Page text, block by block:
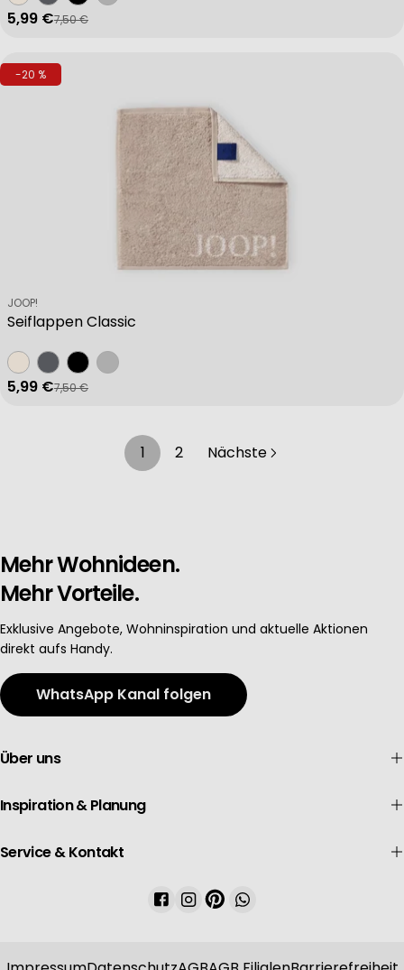
Verkaufspreis
5,99 €
Regulärer Preis
7,50 €
-20 %
Seiflappen Classic
Verkäufer:
JOOP!
Verkaufspreis
5,99 €
Regulärer Preis
7,50 €
1 2 Nächste
Mehr Wohnideen.
Mehr Vorteile.
Exklusive Angebote, Wohninspiration und aktuelle Aktionen
direkt aufs Handy.
WhatsApp Kanal folgen
Über uns
Inspiration & Planung
Service & Kontakt
Facebook
Instagram
PinterestWhatsApp